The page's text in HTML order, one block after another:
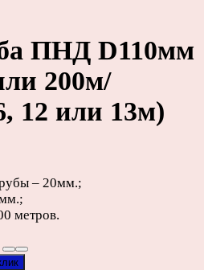
ПНД D110мм
200м/
12 или 13м)
– 20мм.;
метров.